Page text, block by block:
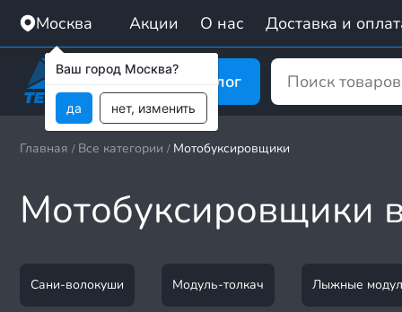
Москва Акции О нас Доставка и
Каталог
Главная / Все категории / Мотобуксировщики
Мотобуксировщики
Сани-волокуши Модуль-толкач Лыжные
Ваш город Москва?
да нет, изменить